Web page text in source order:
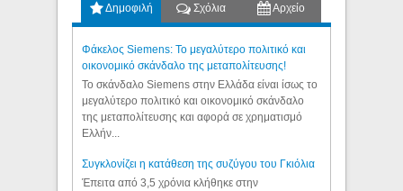
Δημοφιλή Σχόλια Αρχείο
Φάκελος Siemens: Το μεγαλύτερο πολιτικό και
οικονομικό σκάνδαλο της μεταπολίτευσης!
Το σκάνδαλο Siemens στην Ελλάδα είναι ίσως το
μεγαλύτερο πολιτικό και οικονομικό σκάνδαλο
της μεταπολίτευσης και αφορά σε χρηματισμό
Ελλήν...
Συγκλονίζει η κατάθεση της συζύγου του Γκιόλια
Έπειτα από 3,5 χρόνια κλήθηκε στην